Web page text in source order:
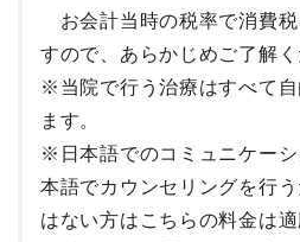
お会計当時の税率で消費税
すので、あらかじめご了解く
※当院で行う治療はすべて自
ます。
※ 日本語でのコミュニケー
本語でカウンセリングを行
はない方はこちらの料金は適